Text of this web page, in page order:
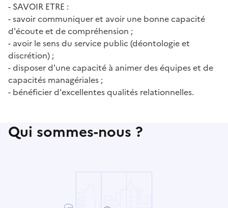
- SAVOIR ETRE :
- savoir communiquer et avoir une bonne capacité
d'écoute et de compréhension ;
- avoir le sens du service public (déontologie et
discrétion) ;
- disposer d'une capacité à animer des équipes et de
capacités managériales ;
- bénéficier d'excellentes qualités relationnelles.
Qui sommes-nous ?